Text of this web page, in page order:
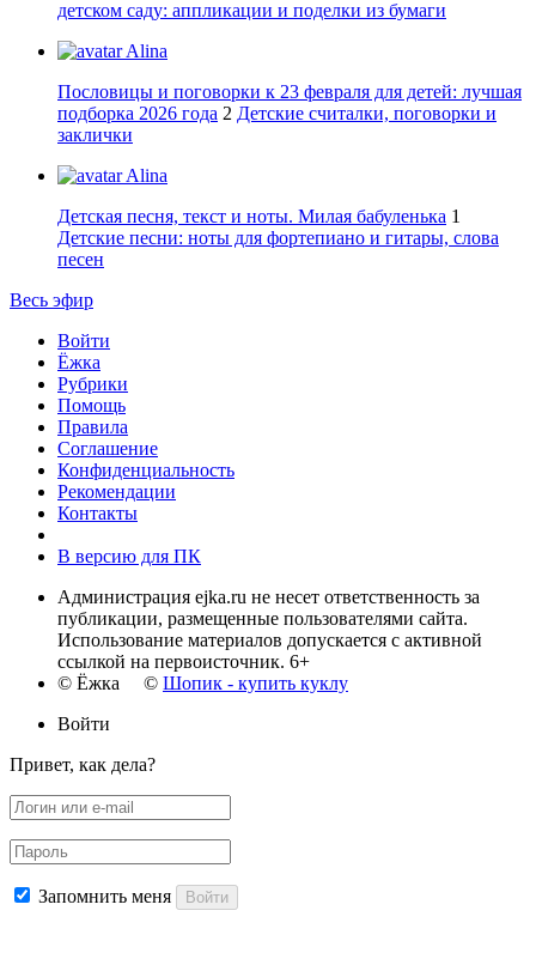
детском саду: аппликации и поделки из бумаги
Alina
Пословицы и поговорки к 23 февраля для детей: лучшая
подборка 2026 года 2 Детские считалки, поговорки и
заклички
Alina
Детская песня, текст и ноты. Милая бабуленька 1
Детские песни: ноты для фортепиано и гитары, слова
песен
Весь эфир
Войти
Ёжка
Рубрики
Помощь
Правила
Соглашение
Конфиденциальность
Рекомендации
Контакты
В версию для ПК
Администрация ejka.ru не несет ответственность за
публикации, размещенные пользователями сайта.
Использование материалов допускается с активной
ссылкой на первоисточник. 6+
© Ёжка © Шопик - купить куклу
Войти
Привет, как дела?
Запомнить меня Войти